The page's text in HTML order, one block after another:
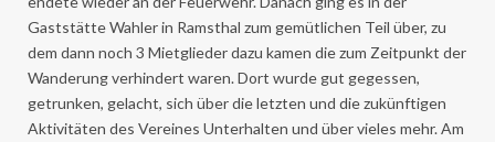
Gaststätte Wahler in Ramsthal zum gemütlichen Teil über, zu
dem dann noch 3 Mietglieder dazu kamen die zum Zeitpunkt der
Wanderung verhindert waren. Dort wurde gut gegessen,
getrunken, gelacht, sich über die letzten und die zukünftigen
Aktivitäten des Vereines Unterhalten und über vieles mehr. Am